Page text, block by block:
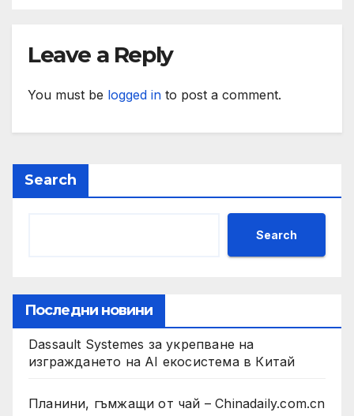
Leave a Reply
You must be logged in to post a comment.
Search
Search
Последни новини
Dassault Systemes за укрепване на
изграждането на AI екосистема в Китай
Планини, гъмжащи от чай – Chinadaily.com.cn